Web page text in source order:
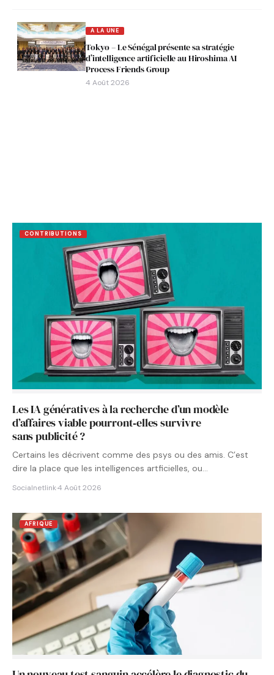
A LA UNE
Tokyo – Le Sénégal présente sa stratégie
d’intelligence artificielle au Hiroshima AI
Process Friends Group
4 Août 2026
CONTRIBUTIONS
Les IA génératives à la recherche d’un modèle
d’affaires viable pourront‑elles survivre
sans publicité ?
Certains les décrivent comme des psys ou des amis. C’est
dire la place que les intelligences artficielles, ou…
Socialnetlink·4 Août 2026
AFRIQUE